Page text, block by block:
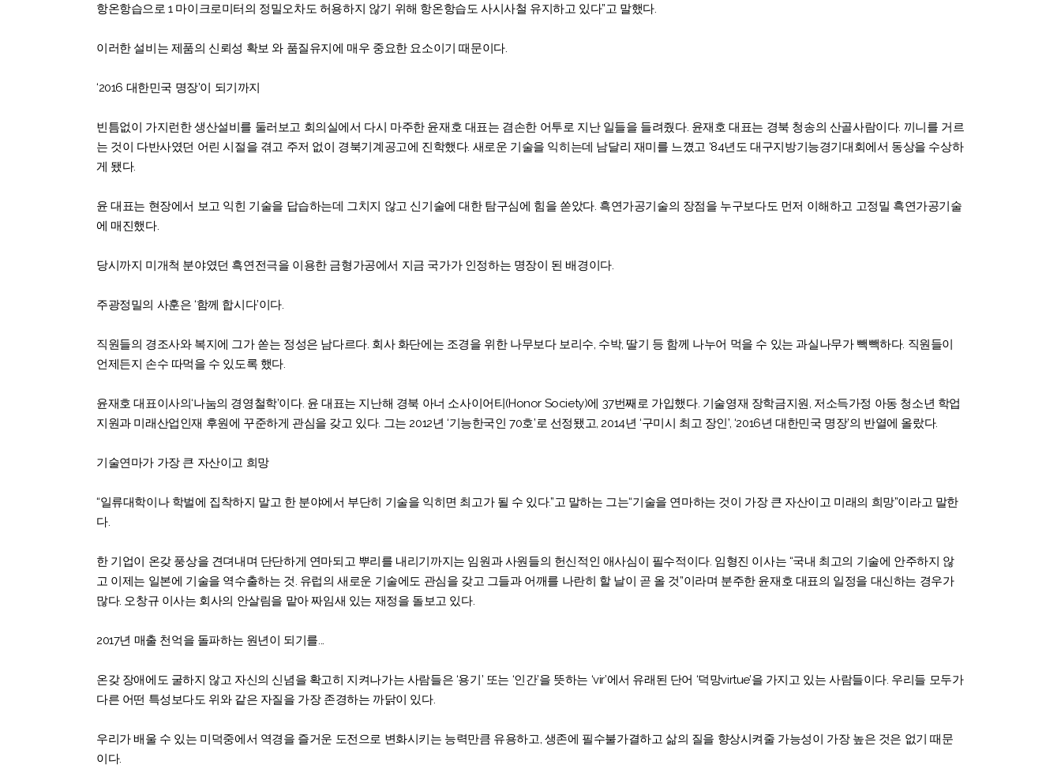
항온항습으로 1 마이크로미터의 정밀오차도 허용하지 않기 위해 항온항습도 사시사철 유지하고 있다”고 말했다.
이러한 설비는 제품의 신뢰성 확보 와 품질유지에 매우 중요한 요소이기 때문이다.
‘2016 대한민국 명장’이 되기까지
빈틈없이 가지런한 생산설비를 둘러보고 회의실에서 다시 마주한 윤재호 대표는 겸손한 어투로 지난 일들을 들려줬다. 윤재호 대표는 경북 청송의 산골사람이다. 끼니를 거르
는 것이 다반사였던 어린 시절을 겪고 주저 없이 경북기계공고에 진학했다. 새로운 기술을 익히는데 남달리 재미를 느꼈고 ‘84년도 대구지방기능경기대회에서 동상을 수상하
게 됐다.
윤 대표는 현장에서 보고 익힌 기술을 답습하는데 그치지 않고 신기술에 대한 탐구심에 힘을 쏟았다. 흑연가공기술의 장점을 누구보다도 먼저 이해하고 고정밀 흑연가공기술
에 매진했다.
당시까지 미개척 분야였던 흑연전극을 이용한 금형가공에서 지금 국가가 인정하는 명장이 된 배경이다.
주광정밀의 사훈은 ‘함께 합시다’이다.
직원들의 경조사와 복지에 그가 쏟는 정성은 남다르다. 회사 화단에는 조경을 위한 나무보다 보리수, 수박, 딸기 등 함께 나누어 먹을 수 있는 과실나무가 빽빽하다. 직원들이
언제든지 손수 따먹을 수 있도록 했다.
윤재호 대표이사의‘나눔의 경영철학’이다. 윤 대표는 지난해 경북 아너 소사이어티(Honor Society)에 37번째로 가입했다. 기술영재 장학금지원, 저소득가정 아동 청소년 학업
지원과 미래산업인재 후원에 꾸준하게 관심을 갖고 있다. 그는 2012년 ‘기능한국인 70호’로 선정됐고, 2014년 ‘구미시 최고 장인’, ‘2016년 대한민국 명장’의 반열에 올랐다.
기술연마가 가장 큰 자산이고 희망
“일류대학이나 학벌에 집착하지 말고 한 분야에서 부단히 기술을 익히면 최고가 될 수 있다.”고 말하는 그는“기술을 연마하는 것이 가장 큰 자산이고 미래의 희망”이라고 말한
다.
한 기업이 온갖 풍상을 견뎌내며 단단하게 연마되고 뿌리를 내리기까지는 임원과 사원들의 헌신적인 애사심이 필수적이다. 임형진 이사는 “국내 최고의 기술에 안주하지 않
고 이제는 일본에 기술을 역수출하는 것. 유럽의 새로운 기술에도 관심을 갖고 그들과 어깨를 나란히 할 날이 곧 올 것”이라며 분주한 윤재호 대표의 일정을 대신하는 경우가
많다. 오창규 이사는 회사의 안살림을 맡아 짜임새 있는 재정을 돌보고 있다.
2017년 매출 천억을 돌파하는 원년이 되기를...
온갖 장애에도 굴하지 않고 자신의 신념을 확고히 지켜나가는 사람들은 ‘용기’ 또는 ‘인간’을 뜻하는 ‘vir’에서 유래된 단어 ‘덕망virtue’을 가지고 있는 사람들이다. 우리들 모두가
다른 어떤 특성보다도 위와 같은 자질을 가장 존경하는 까닭이 있다.
우리가 배울 수 있는 미덕중에서 역경을 즐거운 도전으로 변화시키는 능력만큼 유용하고, 생존에 필수불가결하고 삶의 질을 향상시켜줄 가능성이 가장 높은 것은 없기 때문
이다.